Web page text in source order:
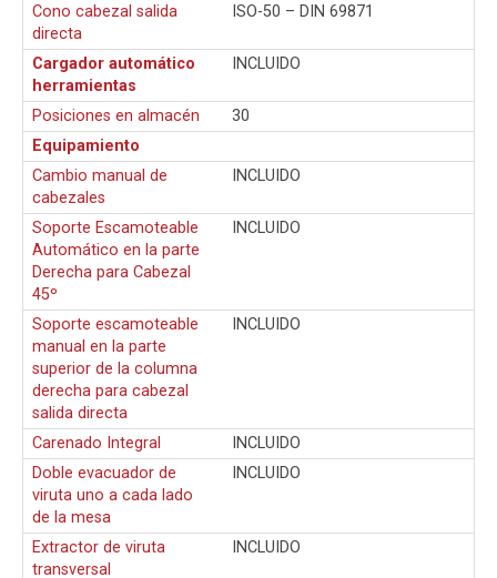
Cono cabezal salida
directa
ISO-50 – DIN 69871
Cargador automático
herramientas
INCLUIDO
Posiciones en almacén
30
Equipamiento
Cambio manual de
cabezales
INCLUIDO
Soporte Escamoteable
Automático en la parte
Derecha para Cabezal
45º
INCLUIDO
Soporte escamoteable
manual en la parte
superior de la columna
derecha para cabezal
salida directa
INCLUIDO
Carenado Integral
INCLUIDO
Doble evacuador de
viruta uno a cada lado
de la mesa
INCLUIDO
Extractor de viruta
transversal
INCLUIDO